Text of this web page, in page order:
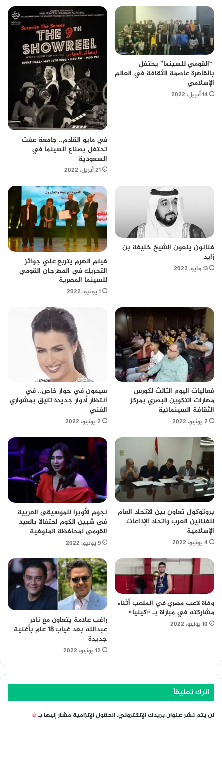
“القومي للسينما” يحتفل
بالقاهرة عاصمة الثقافة في العالم
الإسلامي
14 أبريل، 2022
في مايو القادم.. جامعة عفت
تحتفل بصناع السينما في
السعودية
21 أبريل، 2022
فنانون ينعون الشيخ خليفة بن
زايد
13 مايو، 2022
فيلم الهرم يتربع علي جوائز
التحريك في المهرجان القومي
للسينما المصرية
1 يونيو، 2022
فعاليات اليوم الثالث لكورس
مهارات التكوين البصري بمركز
الثقافة السينمائية
2 يونيو، 2022
سيمون في حوار خاص.. في
انتظار أدوار جديدة تليق بمشواري
الفني
2 يونيو، 2022
بروتوكول تعاون بين الاتحاد العام
للفنانين العرب واتحاد الإذاعات
الإسلامية
4 يونيو، 2022
نجوم الأوبرا للموسيقى العربية
فى شبين الكوم احتفالا بالعيد
القومى لمحافظة المنوفية
9 يونيو، 2022
وفاة لاعب مصري في الملعب أثناء
مشاركته في مباراة بـ «كينيا»
10 يونيو، 2022
راغب علامة يتعاون مع نادر
عبدالله بعد غياب 18 عام بأغنية
جديدة
12 يونيو، 2022
اترك تعليقاً
لن يتم نشر عنوان بريدك الإلكتروني.الحقول الإلزامية مشار إليها بـ*